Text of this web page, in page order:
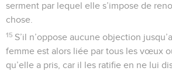
serment par lequel elle s’impose de
chose.
15 S’il n’oppose aucune objection
femme est alors liée par tous les vœux
qu’elle a pris, car il les ratifie en ne lui